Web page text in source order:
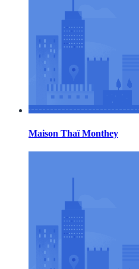
Maison Thaï Monthey